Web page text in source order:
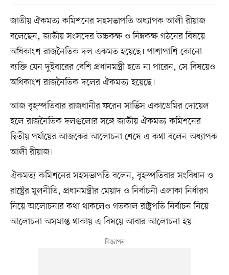
জাতীয় ঐকমত্য কমিশনের সহসভাপতি অধ্যাপক আলী রীয়াজ
বলেছেন, জাতীয় সংসদের উচ্চকক্ষ ও নিম্নকক্ষ গঠনের বিষয়ে
অধিকাংশ রাজনৈতিক দল একমত হয়েছে। পাশাপাশি কোনো
ব্যক্তি যেন দুইবারের বেশি প্রধানমন্ত্রী হতে না পারেন, সে বিষয়েও
অধিকাংশ রাজনৈতিক দলের ঐকমত্য হয়েছে।
আজ বৃহস্পতিবার রাজধানীর ফরেন সার্ভিস একাডেমির দোয়েল
হলে রাজনৈতিক দলগুলোর সঙ্গে জাতীয় ঐকমত্য কমিশনের
দ্বিতীয় পর্যায়ের আজকের আলোচনা শেষে এ কথা বলেন অধ্যাপক
আলী রীয়াজ।
ঐকমত্য কমিশনের সহসভাপতি বলেন, বৃহস্পতিবার সংবিধান ও
রাষ্ট্রের মূলনীতি, প্রধানমন্ত্রীর মেয়াদ ও নির্বাচনী এলাকা নির্ধারণ
নিয়ে আলোচনার কথা থাকলেও গতকাল রাষ্ট্রপতি নির্বাচন নিয়ে
আলোচনা অসমাপ্ত থাকায় এ বিষয়ে আবার আলোচনা হয়।